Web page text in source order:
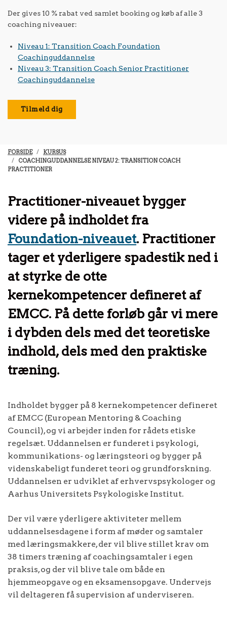
Der gives 10 % rabat ved samlet booking og køb af alle 3
coaching niveauer:
Niveau 1: Transition Coach Foundation
Coachinguddannelse
Niveau 3: Transition Coach Senior Practitioner
Coachinguddannelse
Tilmeld dig
FORSIDE
KURSUS
COACHINGUDDANNELSE NIVEAU 2: TRANSITION COACH
PRACTITIONER
Practitioner-niveauet bygger
videre på indholdet fra
Foundation-niveauet. Practitioner
tager et yderligere spadestik ned i
at styrke de otte
kernekompetencer defineret af
EMCC. På dette forløb går vi mere
i dybden dels med det teoretiske
indhold, dels med den praktiske
træning.
Indholdet bygger på 8 kernekompetencer defineret
af EMCC (European Mentoring & Coaching
Council), og vi arbejder inden for rådets etiske
regelsæt. Uddannelsen er funderet i psykologi,
kommunikations- og læringsteori og bygger på
videnskabeligt funderet teori og grundforskning.
Uddannelsen er udviklet af erhvervspsykologer og
Aarhus Universitets Psykologiske Institut.
Der vil være yderligere aktiviteter mellem
uddannelsesdagene i form af møder og samtaler
med læringsmakkere, der vil blive stillet krav om
38 timers træning af coachingsamtaler i egen
praksis, og der vil blive tale om både en
hjemmeopgave og en eksamensopgave. Undervejs
vil deltageren få supervision af underviseren.